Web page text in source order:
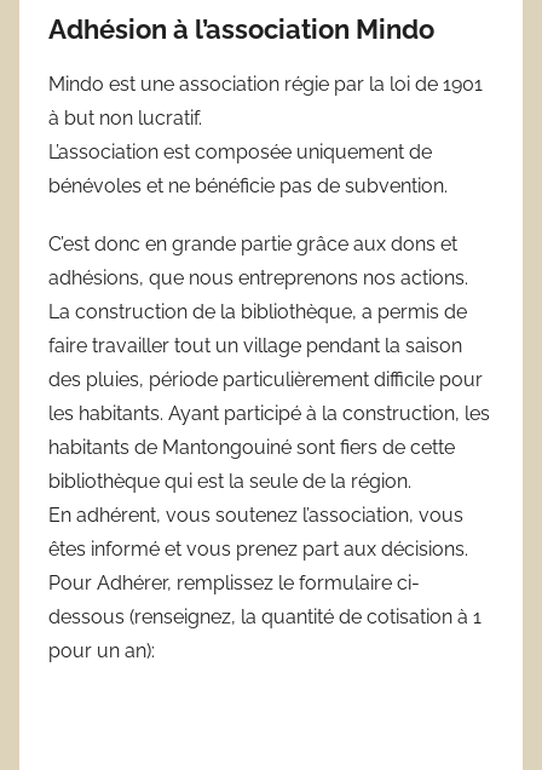
Adhésion à l’association Mindo
Mindo est une association régie par la loi de 1901
à but non lucratif.
L’association est composée uniquement de
bénévoles et ne bénéficie pas de subvention.
C’est donc en grande partie grâce aux dons et
adhésions, que nous entreprenons nos actions.
La construction de la bibliothèque, a permis de
faire travailler tout un village pendant la saison
des pluies, période particulièrement difficile pour
les habitants. Ayant participé à la construction, les
habitants de Mantongouiné sont fiers de cette
bibliothèque qui est la seule de la région.
En adhérent, vous soutenez l’association, vous
êtes informé et vous prenez part aux décisions.
Pour Adhérer, remplissez le formulaire ci-
dessous (renseignez, la quantité de cotisation à 1
pour un an):